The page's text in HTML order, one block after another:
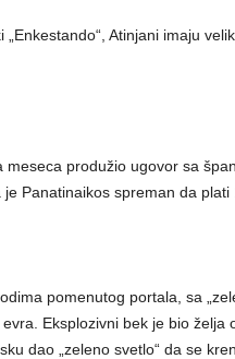
„Enkestando“, Atinjani imaju
meseca produžio ugovor sa
Panatinaikos spreman da plati
pomenutog portala, sa
Eksplozivni bek je bio želja
dao „zeleno svetlo“ da se